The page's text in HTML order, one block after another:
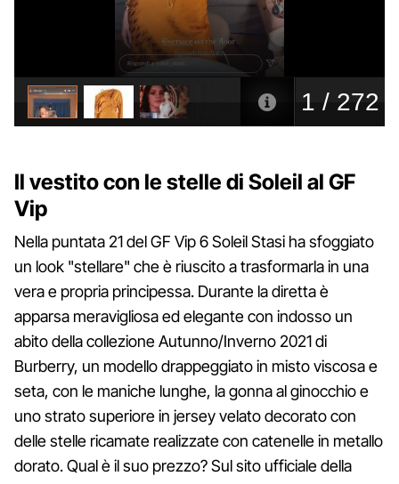
Il vestito con le stelle di Soleil al GF
Vip
Nella puntata 21 del GF Vip 6 Soleil Stasi ha sfoggiato
un look "stellare" che è riuscito a trasformarla in una
vera e propria principessa. Durante la diretta è
apparsa meravigliosa ed elegante con indosso un
abito della collezione Autunno/Inverno 2021 di
Burberry, un modello drappeggiato in misto viscosa e
seta, con le maniche lunghe, la gonna al ginocchio e
uno strato superiore in jersey velato decorato con
delle stelle ricamate realizzate con catenelle in metallo
dorato. Qual è il suo prezzo? Sul sito ufficiale della